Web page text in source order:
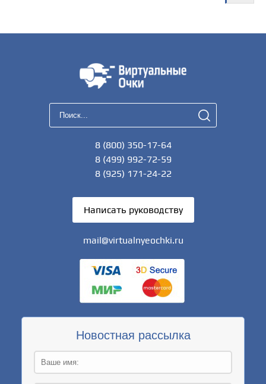
8 (800) 350-17-64
8 (499) 992-72-59
8 (925) 171-24-22
Написать руководству
mail@virtualnyeochki.ru
Новостная рассылка